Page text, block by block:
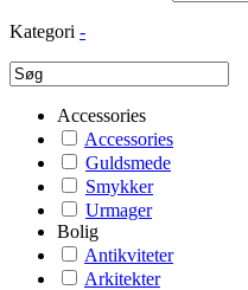
Kategori -
Accessories
Accessories
Guldsmede
Smykker
Urmager
Bolig
Antikviteter
Arkitekter